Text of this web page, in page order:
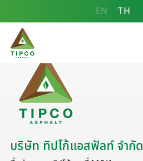
EN TH
บริษัท ทิปโก้แอสฟัลท์ จำกั